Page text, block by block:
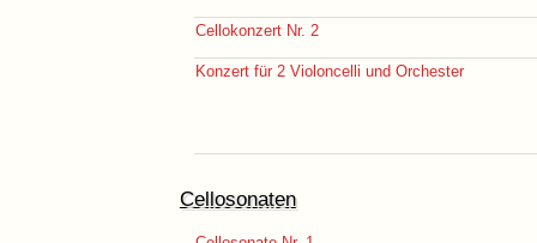
Cellokonzert Nr. 2
Konzert für 2 Violoncelli und Orchester
Cellosonaten